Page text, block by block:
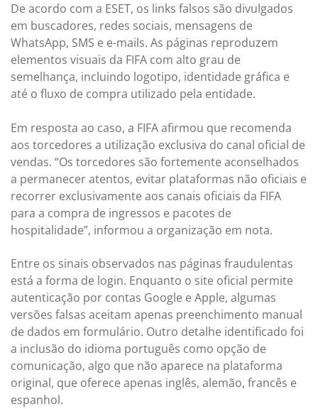
De acordo com a ESET, os links falsos são divulgados
em buscadores, redes sociais, mensagens de
WhatsApp, SMS e e-mails. As páginas reproduzem
elementos visuais da FIFA com alto grau de
semelhança, incluindo logotipo, identidade gráfica e
até o fluxo de compra utilizado pela entidade.
Em resposta ao caso, a FIFA afirmou que recomenda
aos torcedores a utilização exclusiva do canal oficial de
vendas. “Os torcedores são fortemente aconselhados
a permanecer atentos, evitar plataformas não oficiais e
recorrer exclusivamente aos canais oficiais da FIFA
para a compra de ingressos e pacotes de
hospitalidade”, informou a organização em nota.
Entre os sinais observados nas páginas fraudulentas
está a forma de login. Enquanto o site oficial permite
autenticação por contas Google e Apple, algumas
versões falsas aceitam apenas preenchimento manual
de dados em formulário. Outro detalhe identificado foi
a inclusão do idioma português como opção de
comunicação, algo que não aparece na plataforma
original, que oferece apenas inglês, alemão, francês e
espanhol.